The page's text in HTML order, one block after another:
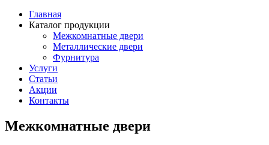
Главная
Каталог продукции
Межкомнатные двери
Металлические двери
Фурнитура
Услуги
Статьи
Акции
Контакты
Межкомнатные двери